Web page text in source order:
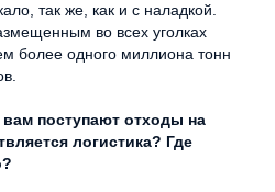
так же, как и с наладкой.
во всех уголках
более одного миллиона тонн
поступают отходы на
логистика? Где